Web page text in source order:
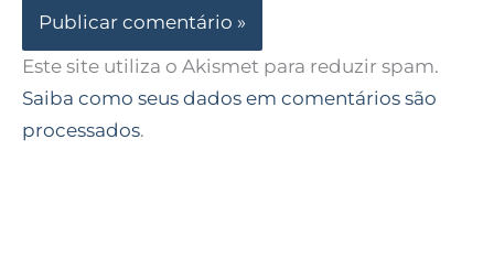
Este site utiliza o Akismet para reduzir spam.
Saiba como seus dados em comentários são
processados.